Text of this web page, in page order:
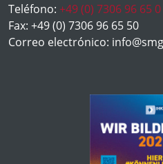
Teléfono: +49 (0) 7306 96 65 0
Fax: +49 (0) 7306 96 65 50
Correo electrónico: